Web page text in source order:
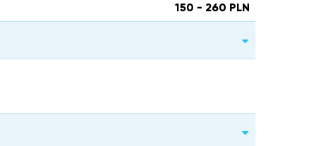
150 - 260 PLN